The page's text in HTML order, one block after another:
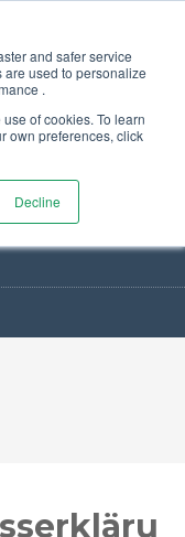
and safer service
used to personalize
.
of cookies. To learn
own preferences, click
Decline